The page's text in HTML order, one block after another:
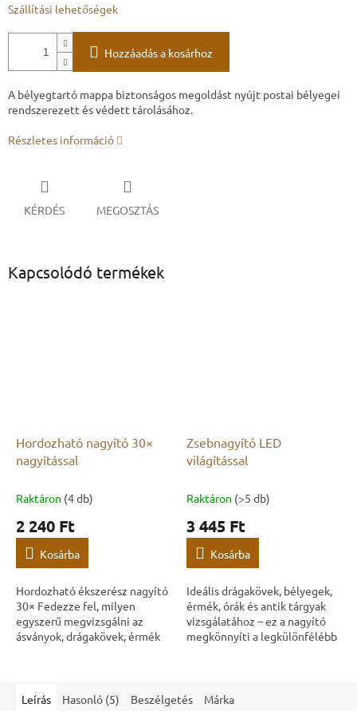
Szállítási lehetőségek
Hozzáadás a kosárhoz
A bélyegtartó mappa biztonságos megoldást nyújt postai bélyegei
rendszerezett és védett tárolásához.
Részletes információ
KÉRDÉS MEGOSZTÁS
Kapcsolódó termékek
Hordozható nagyító 30×
nagyítással
Raktáron (4 db)
2 240 Ft
Kosárba
Hordozható ékszerész nagyító
30× Fedezze fel, milyen
egyszerű megvizsgálni az
ásványok, drágakövek, érmék
Zsebnagyító LED
világítással
Raktáron (>5 db)
3 445 Ft
Kosárba
Ideális drágakövek, bélyegek,
érmék, órák és antik tárgyak
vizsgálatához – ez a nagyító
megkönnyíti a legkülönfélébb
Leírás
Hasonló (5) Beszélgetés Márka